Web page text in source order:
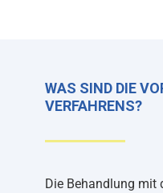
WAS SIND DIE
VERFAHRENS?
Die Behandlung mit